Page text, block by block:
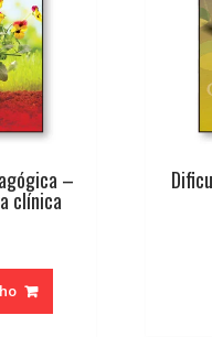
–
clínica